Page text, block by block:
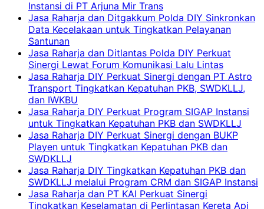
Instansi di PT Arjuna Mir Trans
Jasa Raharja dan Ditgakkum Polda DIY Sinkronkan
Data Kecelakaan untuk Tingkatkan Pelayanan
Santunan
Jasa Raharja dan Ditlantas Polda DIY Perkuat
Sinergi Lewat Forum Komunikasi Lalu Lintas
Jasa Raharja DIY Perkuat Sinergi dengan PT Astro
Transport Tingkatkan Kepatuhan PKB, SWDKLLJ,
dan IWKBU
Jasa Raharja DIY Perkuat Program SIGAP Instansi
untuk Tingkatkan Kepatuhan PKB dan SWDKLLJ
Jasa Raharja DIY Perkuat Sinergi dengan BUKP
Playen untuk Tingkatkan Kepatuhan PKB dan
SWDKLLJ
Jasa Raharja DIY Tingkatkan Kepatuhan PKB dan
SWDKLLJ melalui Program CRM dan SIGAP Instansi
Jasa Raharja dan PT KAI Perkuat Sinergi
Tingkatkan Keselamatan di Perlintasan Kereta Api